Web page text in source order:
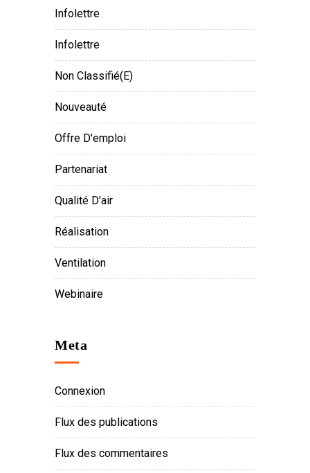
Infolettre
Infolettre
Non Classifié(e)
Nouveauté
Offre D'emploi
Partenariat
Qualité D'air
Réalisation
Ventilation
Webinaire
Meta
Connexion
Flux des publications
Flux des commentaires